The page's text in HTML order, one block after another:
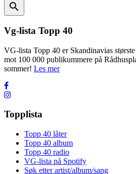
search
Vg-lista Topp 40
VG-lista Topp 40 er Skandinavias
mot 100 000 publikummere på
sommer! Les mer
Topplista
Topp 40 låter
Topp 40 album
Topp 40 radio
VG-lista på Spotify
Søk etter artist/album/sang